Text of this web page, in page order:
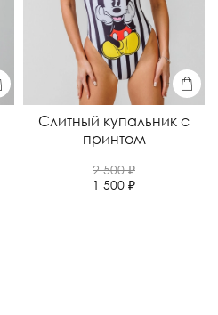
Слитный купальник с
принтом
2 500 ₽
1 500 ₽